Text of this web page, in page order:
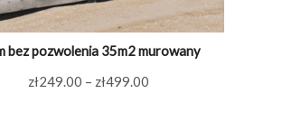
bez pozwolenia 35m2 murowany
zł249.00 – zł499.00